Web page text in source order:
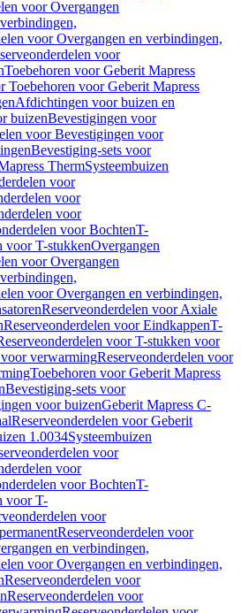
voor Overgangen
voor Overgangen en verbindingen,
voor
Toebehoren voor Geberit Mapress
Toebehoren voor Geberit Mapress
Afdichtingen voor buizen en
buizenBevestigingen voor
voor Bevestigingen voor
Bevestiging-sets voor
ThermSysteembuizen
voor
voor
voor
voor BochtenT-
voor T-stukkenOvergangen
voor Overgangen
voor Overgangen en verbindingen,
Reserveonderdelen voor Axiale
Reserveonderdelen voor EindkappenT-
voor T-stukken voor
verwarmingReserveonderdelen voor
Toebehoren voor Geberit Mapress
Bevestiging-sets voor
voor buizenGeberit Mapress C-
Reserveonderdelen voor Geberit
1.0034Systeembuizen
voor
voor
voor BochtenT-
voor T-
voor
Reserveonderdelen voor
en verbindingen,
voor Overgangen en verbindingen,
Reserveonderdelen voor
Reserveonderdelen voor